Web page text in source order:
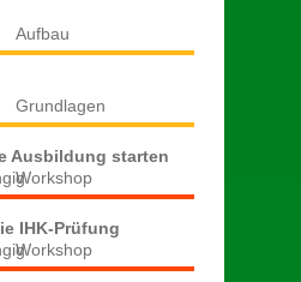
Aufbau
Grundlagen
Ausbildung starten
Workshop
IHK-Prüfung
Workshop